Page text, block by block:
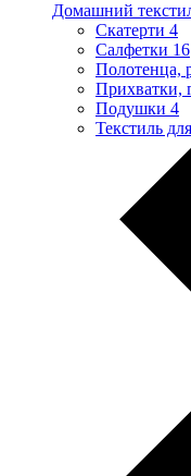
Домашний
Скатерти 4
Салфетки 16
Полотенца,
Прихватки,
Подушки 4
Текстиль